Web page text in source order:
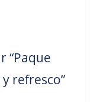
“Paque
refresco”